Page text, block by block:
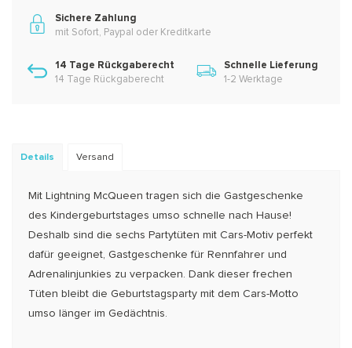
Sichere Zahlung
mit Sofort, Paypal oder Kreditkarte
14 Tage Rückgaberecht
14 Tage Rückgaberecht
Schnelle Lieferung
1-2 Werktage
Details Versand
Mit Lightning McQueen tragen sich die Gastgeschenke
des Kindergeburtstages umso schnelle nach Hause!
Deshalb sind die sechs Partytüten mit Cars-Motiv perfekt
dafür geeignet, Gastgeschenke für Rennfahrer und
Adrenalinjunkies zu verpacken. Dank dieser frechen
Tüten bleibt die Geburtstagsparty mit dem Cars-Motto
umso länger im Gedächtnis.